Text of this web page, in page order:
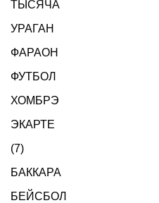
ТЫСЯЧА
УРАГАН
ФАРАОН
ФУТБОЛ
ХОМБРЭ
ЭКАРТЕ
(7)
БАККАРА
БЕЙСБОЛ